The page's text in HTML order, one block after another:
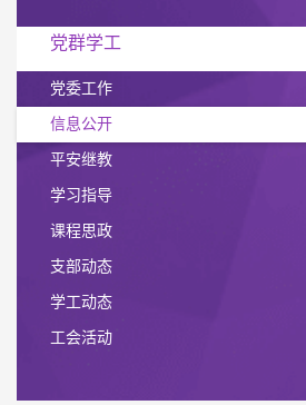
党群学工
党委工作
信息公开
平安继教
学习指导
课程思政
支部动态
学工动态
工会活动